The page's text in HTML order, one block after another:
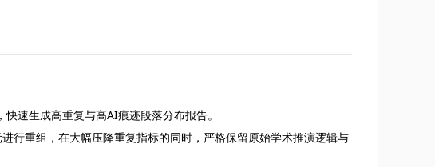
速生成高重复与高AI痕迹段落分布报告。
行重组，在大幅压降重复指标的同时，严格保留原始学术推演逻辑与